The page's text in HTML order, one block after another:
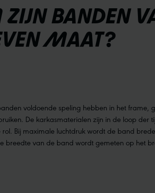
BANDEN
MAAT?
voldoende speling hebben in het
De karkasmaterialen zijn in de loop
rol. Bij maximale luchtdruk wordt de band
breedte van de band wordt gemeten op het